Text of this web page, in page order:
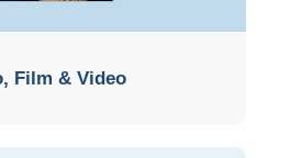
Film & Video